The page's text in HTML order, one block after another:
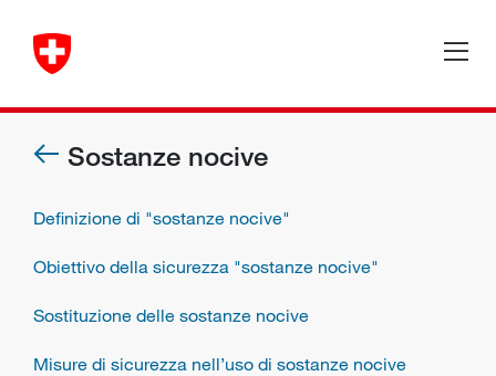
Sostanze nocive
Definizione di "sostanze nocive"
Obiettivo della sicurezza "sostanze nocive"
Sostituzione delle sostanze nocive
Misure di sicurezza nell’uso di sostanze nocive